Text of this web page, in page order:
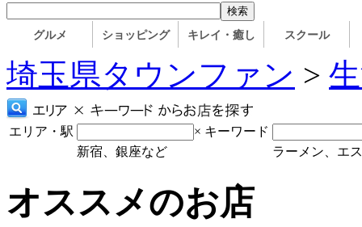
グルメ ショッピング キレイ・癒し スクール
埼玉県タウンファン >
エリア・駅 × キーワード
新宿、銀座など
ラーメン、エ
オススメのお店